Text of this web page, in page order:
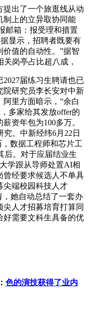
出了一个旅逛线从动
制上的立异取协同能
邮箱：报受理和措置
显示，招聘者既要有
值的自动性。”据智
岗亭占比超八成，
届练习生聘请也已
院研究员李长安对中新
里方面暗示，”余白
多家给其发放offer的
资年包为100多万。
。中新经纬6月22日
，数据工程师和芯片工
后。对于应届结业生
学跟从导师处置AI相
曾经要求候选人不单具
尖端校园科技人才
，她自动总结了一套办
尖人才招募培育打算同
好需要文科生具备的优
色的演技获得了业内